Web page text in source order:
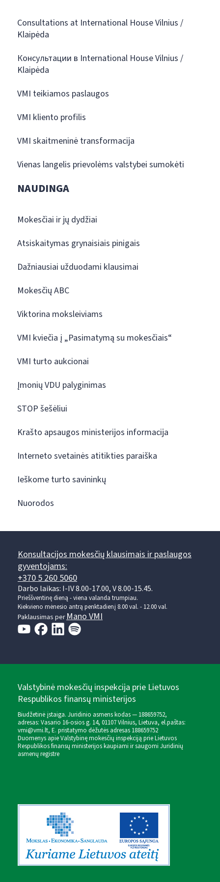
Consultations at International House Vilnius /
Klaipėda
Консультации в International House Vilnius /
Klaipėda
VMI teikiamos paslaugos
VMI kliento profilis
VMI skaitmeninė transformacija
Vienas langelis prievolėms valstybei sumokėti
NAUDINGA
Mokesčiai ir jų dydžiai
Atsiskaitymas grynaisiais pinigais
Dažniausiai užduodami klausimai
Mokesčių ABC
Viktorina moksleiviams
VMI kviečia į „Pasimatymą su mokesčiais“
VMI turto aukcionai
Įmonių VDU palyginimas
STOP šešėliui
Krašto apsaugos ministerijos informacija
Interneto svetainės atitikties paraiška
Ieškome turto savininkų
Nuorodos
Konsultacijos mokesčių klausimais ir paslaugos
gyventojams:
+370 5 260 5060
Darbo laikas: I-IV 8.00-17.00, V 8.00-15.45.
Prieššventinę dieną - viena valanda trumpiau.
Kiekvieno mėnesio antrą penktadienį 8.00 val. - 12.00 val.
Paklausimas perMano VMI
Valstybinė mokesčių inspekcija prie Lietuvos
Respublikos finansų ministerijos
Biudžetinė įstaiga. Juridinio asmens kodas — 188659752,
adresas: Vasario 16-osios g. 14, 01107 Vilnius, Lietuva, el.paštas:
vmi@vmi.lt, E. pristatymo dėžutės adresas 188659752
Duomenys apie Valstybinę mokesčių inspekciją prie Lietuvos
Respublikos finansų ministerijos kaupiami ir saugomi Juridinių
asmenų registre